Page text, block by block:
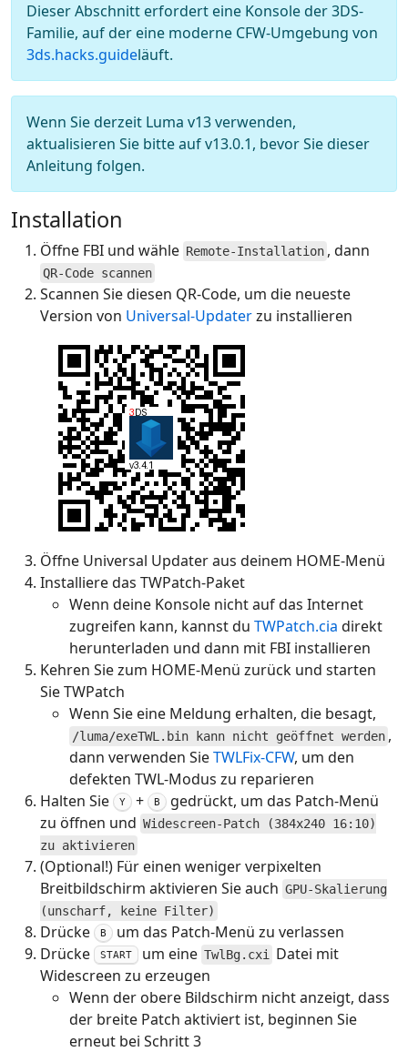
Dieser Abschnitt erfordert eine Konsole der 3DS-
Familie, auf der eine moderne CFW-Umgebung von
3ds.hacks.guideläuft.
Wenn Sie derzeit Luma v13 verwenden,
aktualisieren Sie bitte auf v13.0.1, bevor Sie dieser
Anleitung folgen.
Installation
Öffne FBI und wähle Remote-Installation , dann
QR-Code scannen
Scannen Sie diesen QR-Code, um die neueste
Version von Universal-Updaterzu installieren
Öffne Universal Updater aus deinem HOME-Menü
Installiere das TWPatch-Paket
Wenn deine Konsole nicht auf das Internet
zugreifen kann, kannst du TWPatch.cia direkt
herunterladen und dann mit FBI installieren
Kehren Sie zum HOME-Menü zurück und starten
Sie TWPatch
Wenn Sie eine Meldung erhalten, die besagt,
/luma/exeTWL.bin kann nicht geöffnet werden ,
dann verwenden SieTWLFix-CFW, um den
defekten TWL-Modus zu reparieren
Halten Sie
Y + B
gedrückt, um das Patch-Menü
zu öffnen und Widescreen-Patch (384x240 16:10)
zu aktivieren
(Optional!) Für einen weniger verpixelten
Breitbildschirm aktivieren Sie auch GPU-Skalierung
(unscharf, keine Filter)
Drücke B
um das Patch-Menü zu verlassen
Drücke
START um eine TwlBg.cxi
Datei mit
Widescreen zu erzeugen
Wenn der obere Bildschirm nicht anzeigt, dass
der breite Patch aktiviert ist, beginnen Sie
erneut bei Schritt 3